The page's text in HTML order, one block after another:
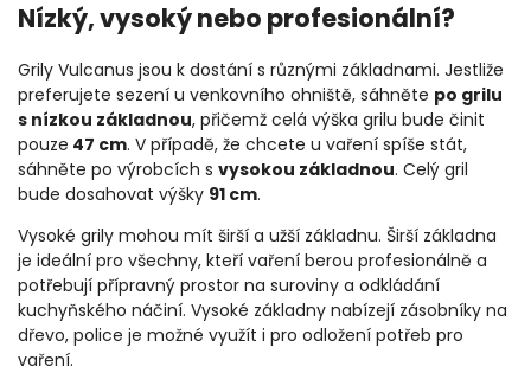
Nízký, vysoký nebo profesionální?
Grily Vulcanus jsou k dostání s různými základnami. Jestliže
preferujete sezení u venkovního ohniště, sáhněte po grilu
s nízkou základnou, přičemž celá výška grilu bude činit
pouze 47 cm. V případě, že chcete u vaření spíše stát,
sáhněte po výrobcích s vysokou základnou. Celý gril
bude dosahovat výšky 91 cm.
Vysoké grily mohou mít širší a užší základnu. Širší základna
je ideální pro všechny, kteří vaření berou profesionálně a
potřebují přípravný prostor na suroviny a odkládání
kuchyňského náčiní. Vysoké základny nabízejí zásobníky na
dřevo, police je možné využít i pro odložení potřeb pro
vaření.